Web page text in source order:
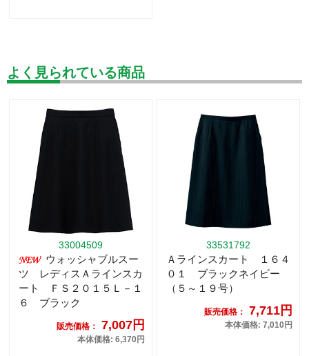
よく見られている商品
33004509
ウォッシャブルスー
ツ レディスＡラインスカ
ート ＦＳ２０１５Ｌ－１
６ ブラック
販売価格： 7,007円
本体価格: 6,370円
33531792
Ａラインスカート １６４
０１ ブラックネイビー
（５～１９号）
販売価格： 7,711円
本体価格: 7,010円